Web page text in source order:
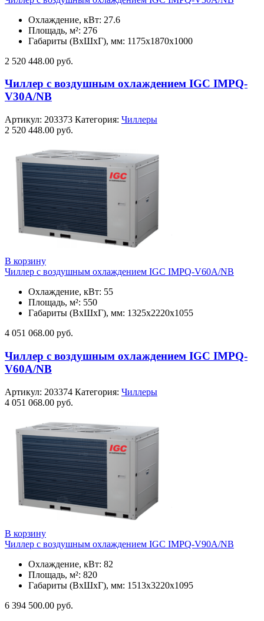
Охлаждение, кВт: 27.6
Площадь, м²: 276
Габариты (ВxШxГ), мм: 1175х1870х1000
2 520 448.00 руб.
Чиллер с воздушным охлаждением IGC IMPQ-
V30A/NB
Артикул: 203373 Категория: Чиллеры
2 520 448.00 руб.
В корзину
Чиллер с воздушным охлаждением IGC IMPQ-V60A/NB
Охлаждение, кВт: 55
Площадь, м²: 550
Габариты (ВxШxГ), мм: 1325х2220х1055
4 051 068.00 руб.
Чиллер с воздушным охлаждением IGC IMPQ-
V60A/NB
Артикул: 203374 Категория: Чиллеры
4 051 068.00 руб.
В корзину
Чиллер с воздушным охлаждением IGC IMPQ-V90A/NB
Охлаждение, кВт: 82
Площадь, м²: 820
Габариты (ВxШxГ), мм: 1513х3220х1095
6 394 500.00 руб.